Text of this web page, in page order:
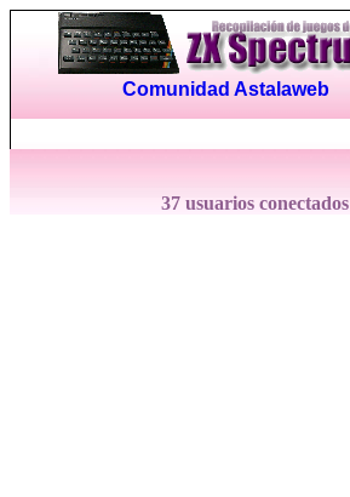
Comunidad Astalaweb
37 usuarios conectados